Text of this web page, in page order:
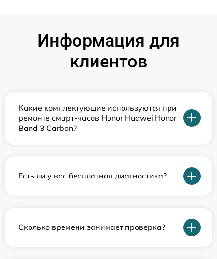
Информация для
клиентов
Какие комплектующие используются при
ремонте смарт-часов Honor Huawei Honor
Band 3 Carbon?
Есть ли у вас бесплатная диагностика?
Сколько времени занимает проверка?